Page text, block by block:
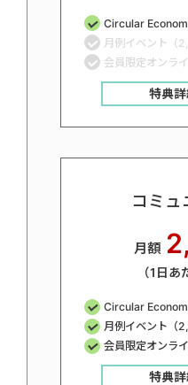
Circular
月例イベント（
会員限定オンラ
特典
コミュ
月額
（1日あ
Circular
月例イベント（
会員限定オンラ
特典